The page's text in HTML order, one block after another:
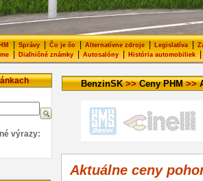
Správy Čo je čo Alternatívne zdroje Legislatíva
| Diaľničné známky| Autosalóny| História automobiliek|
výrazy:
BenzinSK>>Ceny PHM>>
Aktuálne ceny